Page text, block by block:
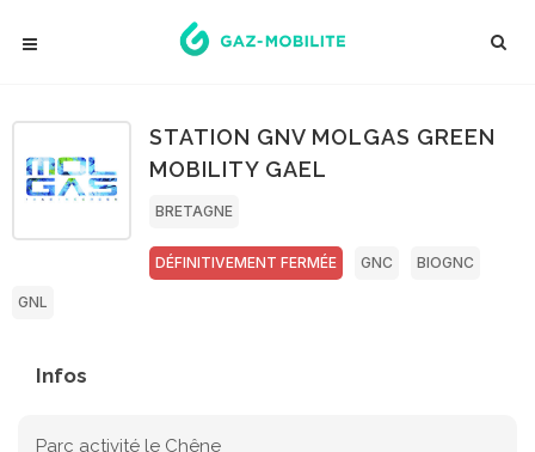
STATION GNV MOLGAS GREEN
MOBILITY GAEL
BRETAGNE
DÉFINITIVEMENT FERMÉE GNC BIOGNC
GNL
Infos
Parc activité le Chêne